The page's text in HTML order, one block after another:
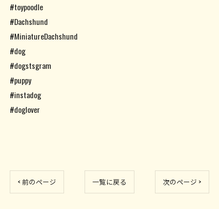
#toypoodle
#Dachshund
#MiniatureDachshund
#dog
#dogstsgram
#puppy
#instadog
#doglover
< 前のページ 一覧に戻る 次のページ >